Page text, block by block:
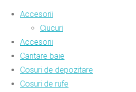
Accesorii
Ciucuri
Accesorii
Cantare baie
Cosuri de depozitare
Cosuri de rufe